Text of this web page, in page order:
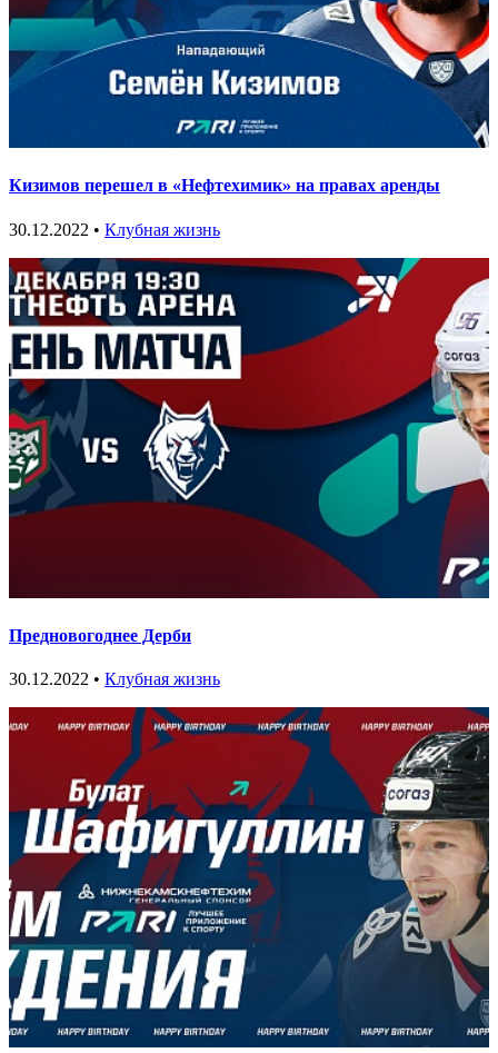
Кизимов перешел в «Нефтехимик» на правах аренды
30.12.2022 • Клубная жизнь
Предновогоднее Дерби
30.12.2022 • Клубная жизнь